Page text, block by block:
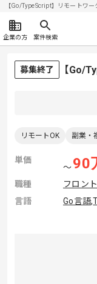
【Go/TypeScript】リモートワ
企業の方 案件検索
募集終了 【Go/
リモートOK 副業・
単価
〜90
職種
フロン
言語
Go言語,